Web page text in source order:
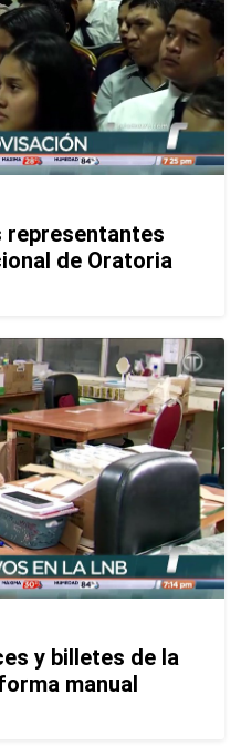
representantes
de Oratoria
y billetes de la
manual